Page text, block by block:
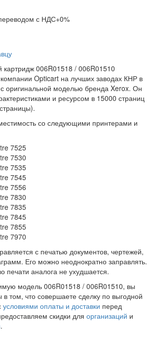
с НДС+0%
006R01518 / 006R01510
компании Opticart на лучших заводах КНР в
с оригинальной моделью бренда Xerox. Он
и ресурсом в 15000 страниц
со следующими принтерами и
7525
7530
7535
7545
7556
7830
7835
7845
7855
7970
с печатью документов, чертежей,
Его можно неоднократно заправлять.
печати аналога не ухудшается.
модель 006R01518 / 006R01510, вы
том, что совершаете сделку по выгодной
условиями оплаты и доставки перед
скидки для организаций и
.